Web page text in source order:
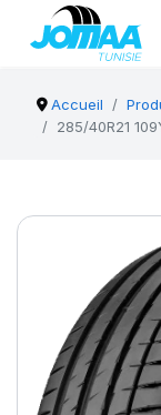
Accueil
285/40R21